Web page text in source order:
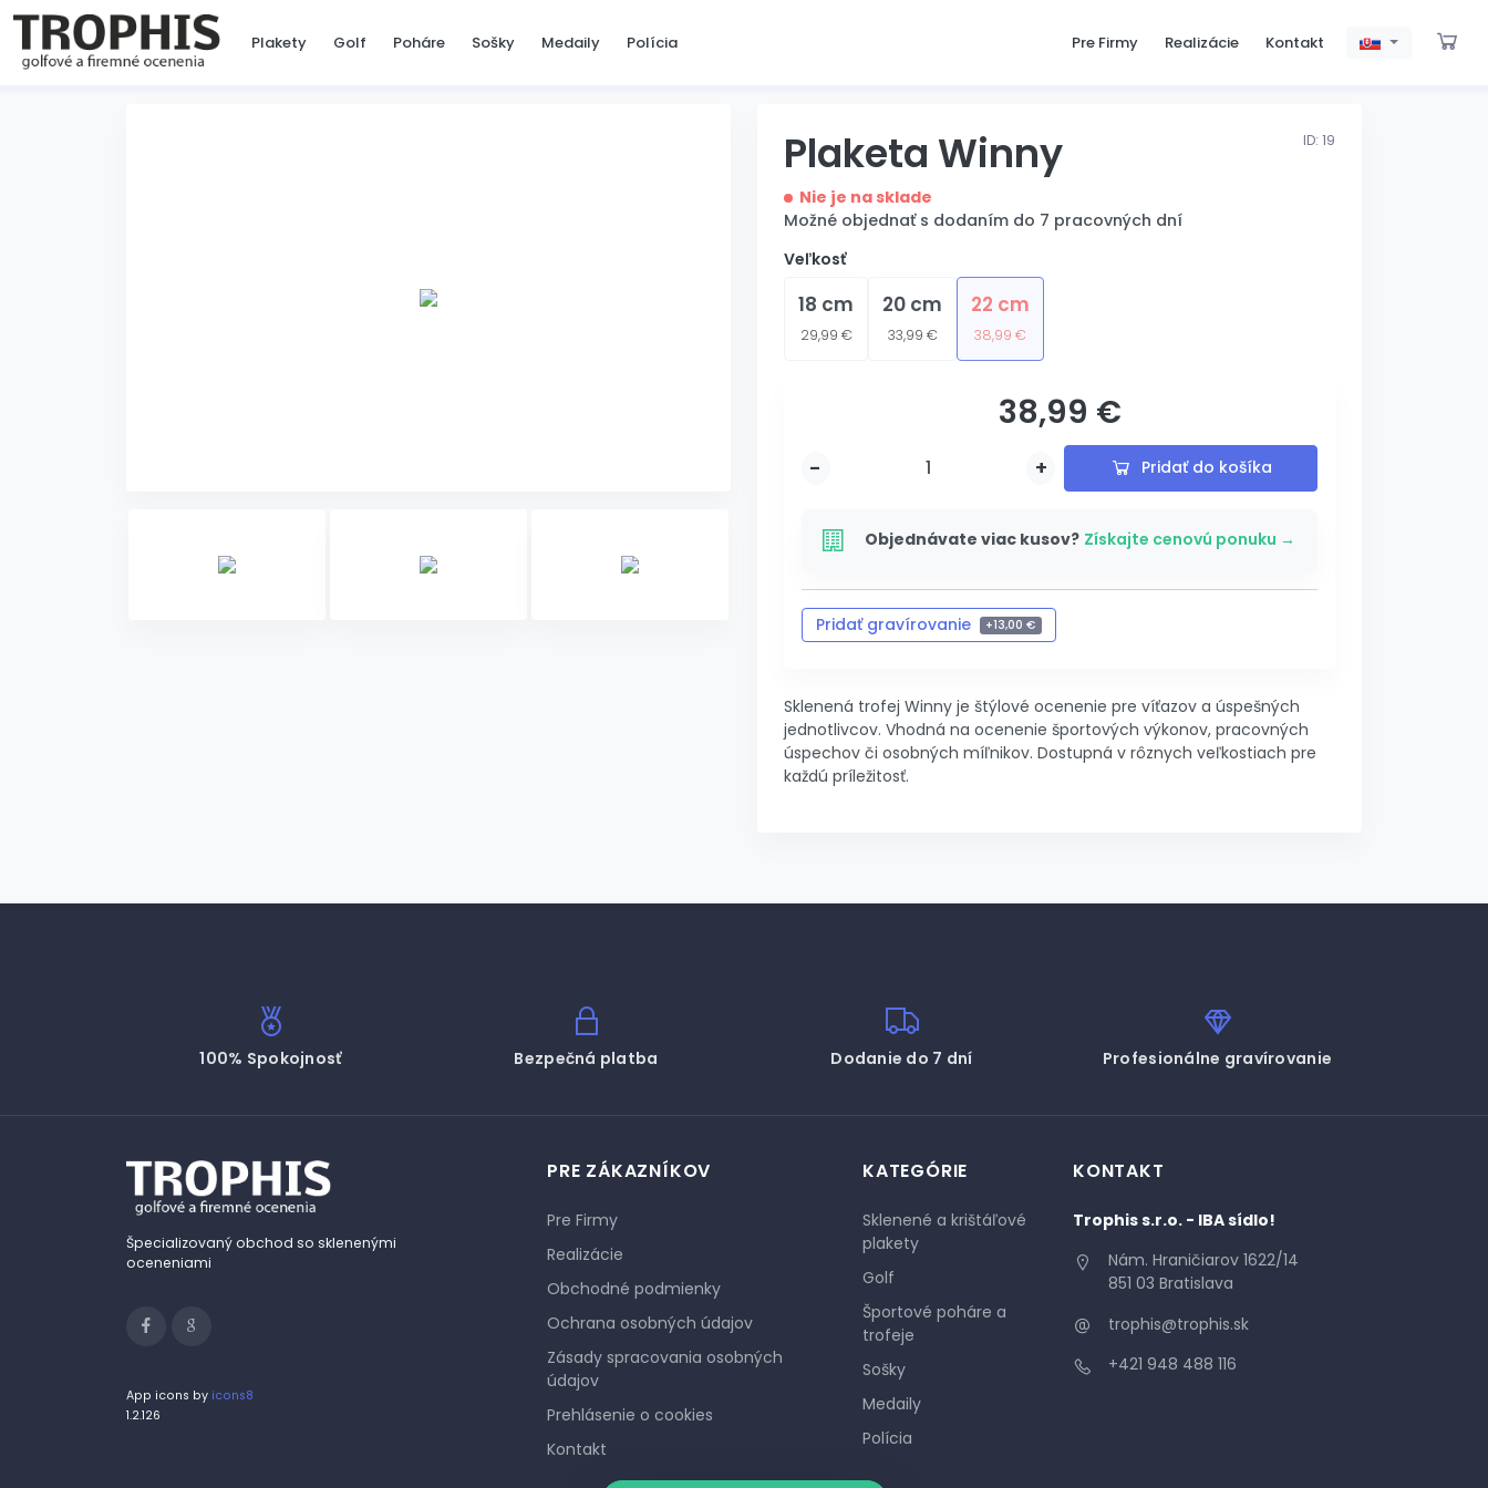
Plakety Golf Poháre Sošky Medaily Polícia Pre Firmy Realizácie Kontakt
Plaketa Winny ID: 19
Nie je na sklade
Možné objednať s dodaním do 7 pracovných dní
Veľkosť
18 cm
29,99 €
20 cm
33,99 €
22 cm
38,99 €
38,99 €
s gravírovaním
- +
Pridať do košíka
Pridávam...
Pridané
Objednávate viac kusov? Získajte cenovú ponuku →
Pridať gravírovanie +13,00 €
Zrušiť gravírovanie
Sklenená trofej Winny je štýlové ocenenie pre víťazov a úspešných
jednotlivcov. Vhodná na ocenenie športových výkonov, pracovných
úspechov či osobných míľnikov. Dostupná v rôznych veľkostiach pre
každú príležitosť.
100% Spokojnosť Bezpečná platba Dodanie do 7 dní Profesionálne gravírovanie
Špecializovaný obchod so sklenenými
oceneniami
App icons by icons8
1.2.126
PRE ZÁKAZNÍKOV
Pre Firmy
Realizácie
Obchodné podmienky
Ochrana osobných údajov
Zásady spracovania osobných
údajov
Prehlásenie o cookies
Kontakt
KATEGÓRIE
Sklenené a krištáľové
plakety
Golf
Športové poháre a
trofeje
Sošky
Medaily
Polícia
KONTAKT
Trophis s.r.o. - IBA sídlo!
Nám. Hraničiarov 1622/14
851 03 Bratislava
trophis@trophis.sk
+421 948 488 116